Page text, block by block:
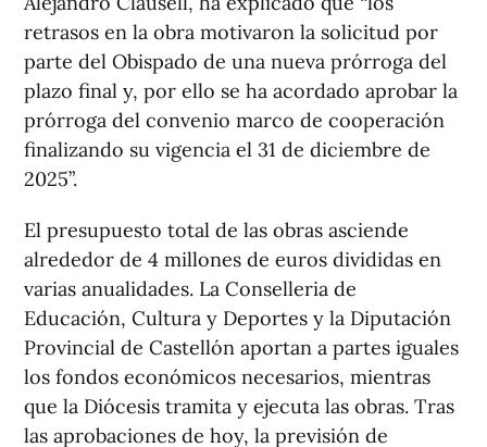
retrasos en la obra motivaron la solicitud por
parte del Obispado de una nueva prórroga del
plazo final y, por ello se ha acordado aprobar la
prórroga del convenio marco de cooperación
finalizando su vigencia el 31 de diciembre de
2025”.
El presupuesto total de las obras asciende
alrededor de 4 millones de euros divididas en
varias anualidades. La Conselleria de
Educación, Cultura y Deportes y la Diputación
Provincial de Castellón aportan a partes iguales
los fondos económicos necesarios, mientras
que la Diócesis tramita y ejecuta las obras. Tras
las aprobaciones de hoy, la previsión de